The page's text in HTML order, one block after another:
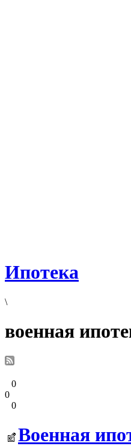
Ипотека
\
военная
0
0
0
Военная